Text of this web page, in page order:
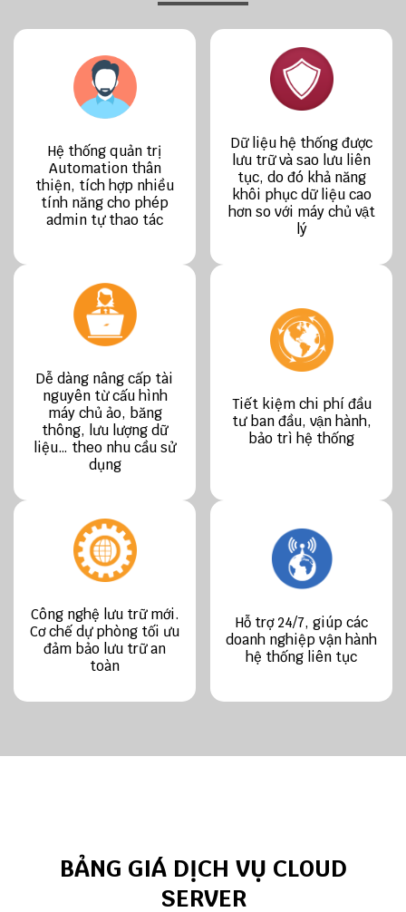
Hệ thống quản trị
Automation thân
thiện, tích hợp nhiều
tính năng cho phép
admin tự thao tác
Dữ liệu hệ thống được
lưu trữ và sao lưu liên
tục, do đó khả năng
khôi phục dữ liệu cao
hơn so với máy chủ vật
lý
Dễ dàng nâng cấp tài
nguyên từ cấu hình
máy chủ ảo, băng
thông, lưu lượng dữ
liệu… theo nhu cầu sử
dụng
Tiết kiệm chi phí đầu
tư ban đầu, vận hành,
bảo trì hệ thống
Công nghệ lưu trữ mới.
Cơ chế dự phòng tối ưu
đảm bảo lưu trữ an
toàn
Hỗ trợ 24/7, giúp các
doanh nghiệp vận hành
hệ thống liên tục
BẢNG GIÁ DỊCH VỤ CLOUD
SERVER